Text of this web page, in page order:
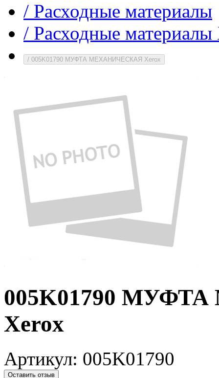
/ Расходные материалы
/ Расходные
/ 005K01790 МУФТА МЕХАНИЧЕСКАЯ Xerox
005K01790
Xerox
Артикул: 005K01790
Оставить отзыв